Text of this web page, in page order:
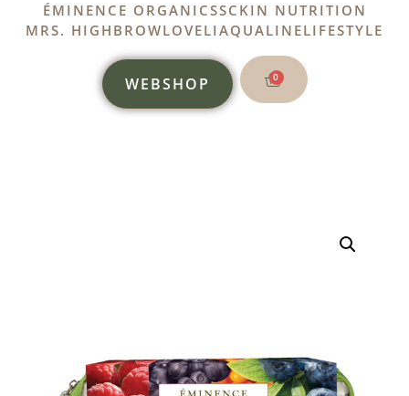
ÉMINENCE ORGANICSSCKIN NUTRITION
MRS. HIGHBROWLOVELIAQUALINELIFESTYLE
WEBSHOP 0